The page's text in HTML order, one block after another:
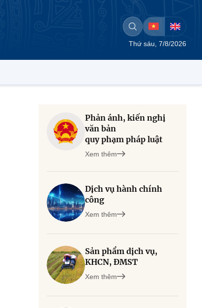
Thứ sáu, 7/8/2026
Phản ánh, kiến nghị
văn bản
quy phạm pháp luật
Xem thêm
Dịch vụ hành chính
công
Xem thêm
Sản phẩm dịch vụ,
KHCN, ĐMST
Xem thêm